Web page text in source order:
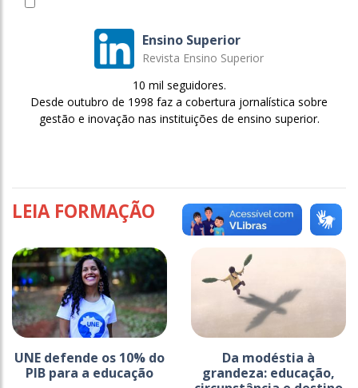
Ensino Superior
Revista Ensino Superior
10 mil seguidores.
Desde outubro de 1998 faz a cobertura jornalística sobre
gestão e inovação nas instituições de ensino superior.
LEIA FORMAÇÃO
UNE defende os 10% do
PIB para a educação
Da modéstia à
grandeza: educação,